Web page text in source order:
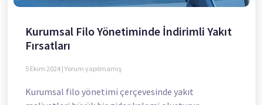
Kurumsal Filo Yönetiminde İndirimli Yakıt
Fırsatları
5 Ekim 2024 Yorum yapılmamış
Kurumsal filo yönetimi çerçevesinde yakıt